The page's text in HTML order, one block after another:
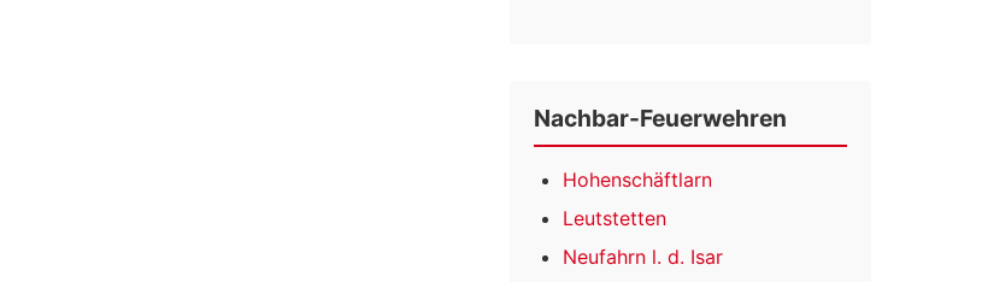
Nachbar-Feuerwehren
Hohenschäftlarn
Leutstetten
Neufahrn l. d. Isar